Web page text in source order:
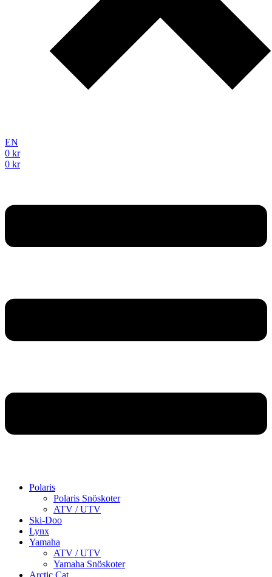
EN
0 kr
0 kr
Polaris
Polaris Snöskoter
ATV / UTV
Ski-Doo
Lynx
Yamaha
ATV / UTV
Yamaha Snöskoter